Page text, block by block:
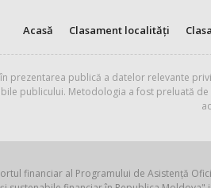
Acasă Clasament localități
prezentarea publică a datelor relevante
publicului. Metodologia a fost preluată
financiar al Programului de Asistență